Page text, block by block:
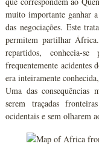
muito importante ganhar
das negociações. Este
permitem partilhar
repartidos, conhecia-
frequentemente acidentes
era inteiramente
Uma das
serem traçadas
ocidentais e sem olharem